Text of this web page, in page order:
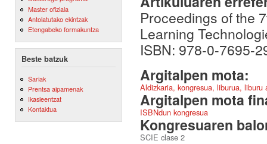
Master ofiziala
Antolatutako ekintzak
Etengabeko formakuntza
Beste batzuk
Sariak
Prentsa aipamenak
Ikasleentzat
Kontaktua
Proceedings of the
Learning
ISBN: 978-0-7695-
Argitalpen mota:
Aldizkaria, kongresua, liburua,
Argitalpen mota
ISBNdun kongresua
Kongresuaren
SCIE clase 2